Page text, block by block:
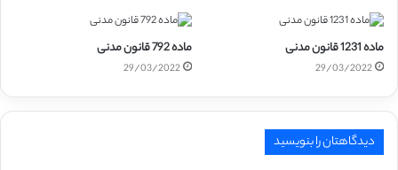
ماده 1231 قانون مدنی
29/03/2022
ماده 792 قانون مدنی
29/03/2022
دیدگاهتان را بنویسید